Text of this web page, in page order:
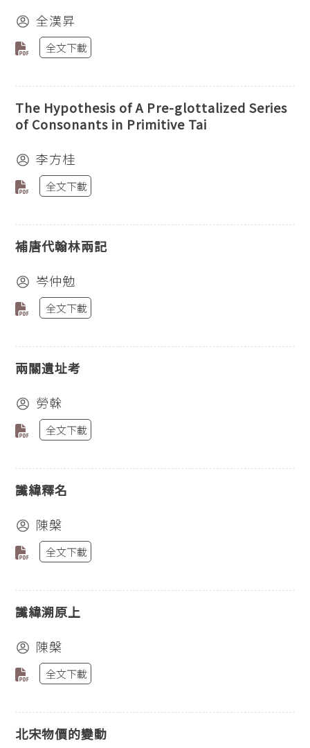
全漢昇
全文下載
The Hypothesis of A Pre-glottalized Series
of Consonants in Primitive Tai
李方桂
全文下載
補唐代翰林兩記
岑仲勉
全文下載
兩關遺址考
勞榦
全文下載
讖緯釋名
陳槃
全文下載
讖緯溯原上
陳槃
全文下載
北宋物價的變動